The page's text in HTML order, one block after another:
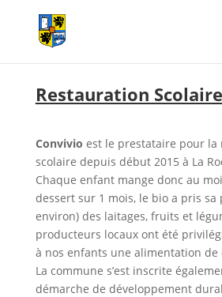
Restauration
Convivio est le prestataire pour la
scolaire depuis début 2015 à La
Chaque enfant mange donc au
dessert sur 1 mois, le bio a pris sa
environ) des laitages, fruits et
producteurs locaux ont été
à nos enfants une alimentation de
La commune s’est inscrite
démarche de développement